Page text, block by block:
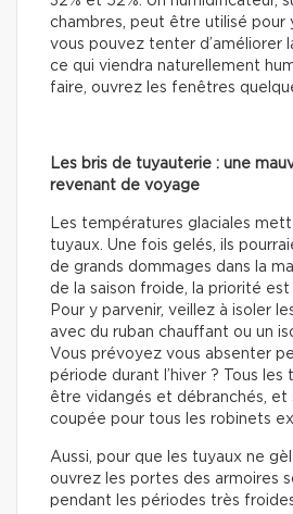
chambres, peut être utilisé pour
vous pouvez tenter d’améliorer
ce qui viendra naturellement
faire, ouvrez les fenêtres
Les bris de tuyauterie : une
revenant de voyage
Les températures glaciales
tuyaux. Une fois gelés, ils
de grands dommages dans la
de la saison froide, la priorité
Pour y parvenir, veillez à isoler
avec du ruban chauffant ou un
Vous prévoyez vous absenter
période durant l’hiver ? Tous les
être vidangés et débranchés, et
coupée pour tous les robinets
Aussi, pour que les tuyaux ne
ouvrez les portes des armoires
pendant les périodes très